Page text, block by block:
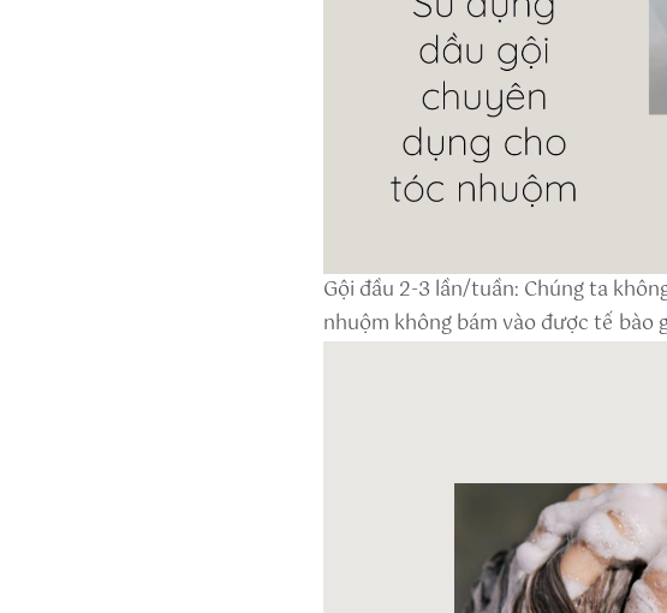
Gội đầu 2-3 lần/tuần: Chúng ta
nhuộm không bám vào được tế bào